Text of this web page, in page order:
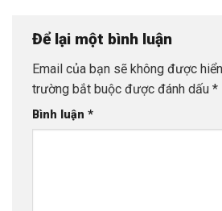
Để lại một bình luận
Email của bạn sẽ không được
trường bắt buộc được đánh dấu *
Bình luận *